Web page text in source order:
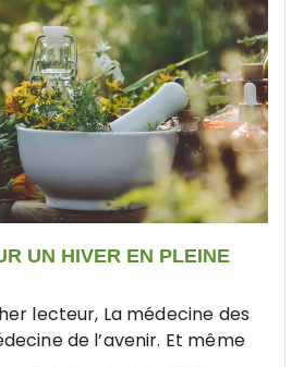
UN HIVER EN PLEINE
lecteur, La médecine des
de l’avenir. Et même